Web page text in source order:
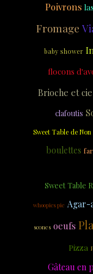
Poivrons
Fromage
baby shower
flocons
Brioche et cie
clafoutis
Sweet Table de
boulettes
Sweet Table
whoopies pie Agar-
scones oeufs
Pizza
Gâteau en